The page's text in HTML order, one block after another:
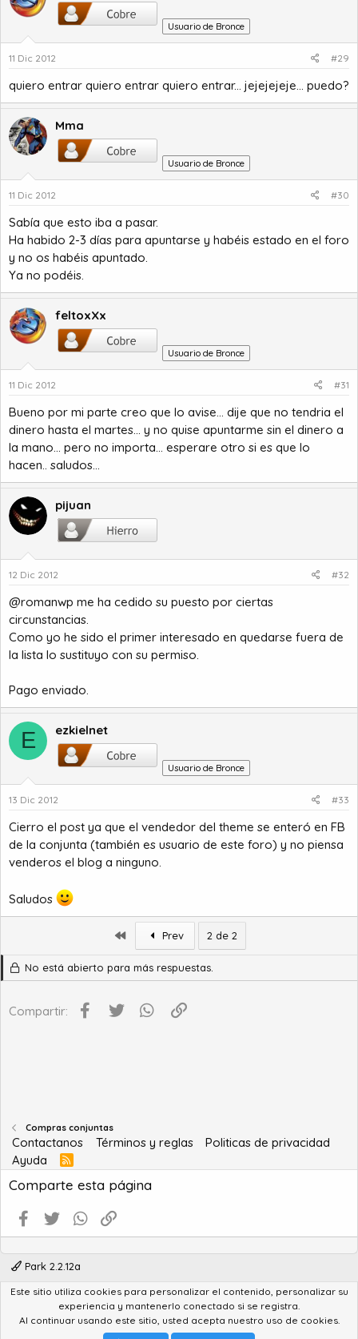
Usuario de Bronce
11 Dic 2012 #29
quiero entrar quiero entrar quiero entrar... jejejejeje... puedo?
Mma
Usuario de Bronce
11 Dic 2012 #30
Sabía que esto iba a pasar.
Ha habido 2-3 días para apuntarse y habéis estado en el foro
y no os habéis apuntado.
Ya no podéis.
feltoxXx
Usuario de Bronce
11 Dic 2012 #31
Bueno por mi parte creo que lo avise... dije que no tendria el
dinero hasta el martes... y no quise apuntarme sin el dinero a
la mano... pero no importa... esperare otro si es que lo
hacen.. saludos...
pijuan
12 Dic 2012 #32
@romanwp me ha cedido su puesto por ciertas
circunstancias.
Como yo he sido el primer interesado en quedarse fuera de
la lista lo sustituyo con su permiso.
Pago enviado.
E ezkielnet
Usuario de Bronce
13 Dic 2012 #33
Cierro el post ya que el vendedor del theme se enteró en FB
de la conjunta (también es usuario de este foro) y no piensa
venderos el blog a ninguno.
Saludos
PrimeroPrev 2 de 2
No está abierto para más respuestas.
Compartir: Facebook
Twitter WhatsApp
Compras conjuntas
Contactanos Términos y reglas
Politicas de privacidad
Ayuda
R
S
S
Comparte esta página
Facebook
Twitter WhatsApp
Park 2.2.12a
Community platform by XenForo® © 2010-2022 XenForo Ltd.
Advanced Forum Stats by AddonFlare - Premium XF2 Addons
Feedback SystembyXenCentral.com
StylesFactory.pl
Este sitio utiliza cookies para personalizar el contenido, personalizar su
experiencia y mantenerlo conectado si se registra.
Al continuar usando este sitio, usted acepta nuestro uso de cookies.